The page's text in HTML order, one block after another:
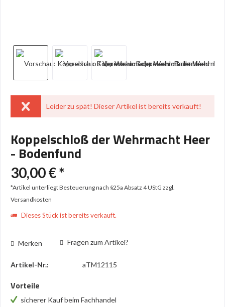
Leider zu spät! Dieser Artikel ist bereits verkauft!
Koppelschloß der Wehrmacht Heer
- Bodenfund
30,00 € *
*Artikel unterliegt Besteuerung nach §25a Absatz 4 UStG zzgl.
Versandkosten
Dieses Stück ist bereits verkauft.
Merken Fragen zum Artikel?
Artikel-Nr.: aTM12115
Vorteile
sicherer Kauf beim Fachhandel